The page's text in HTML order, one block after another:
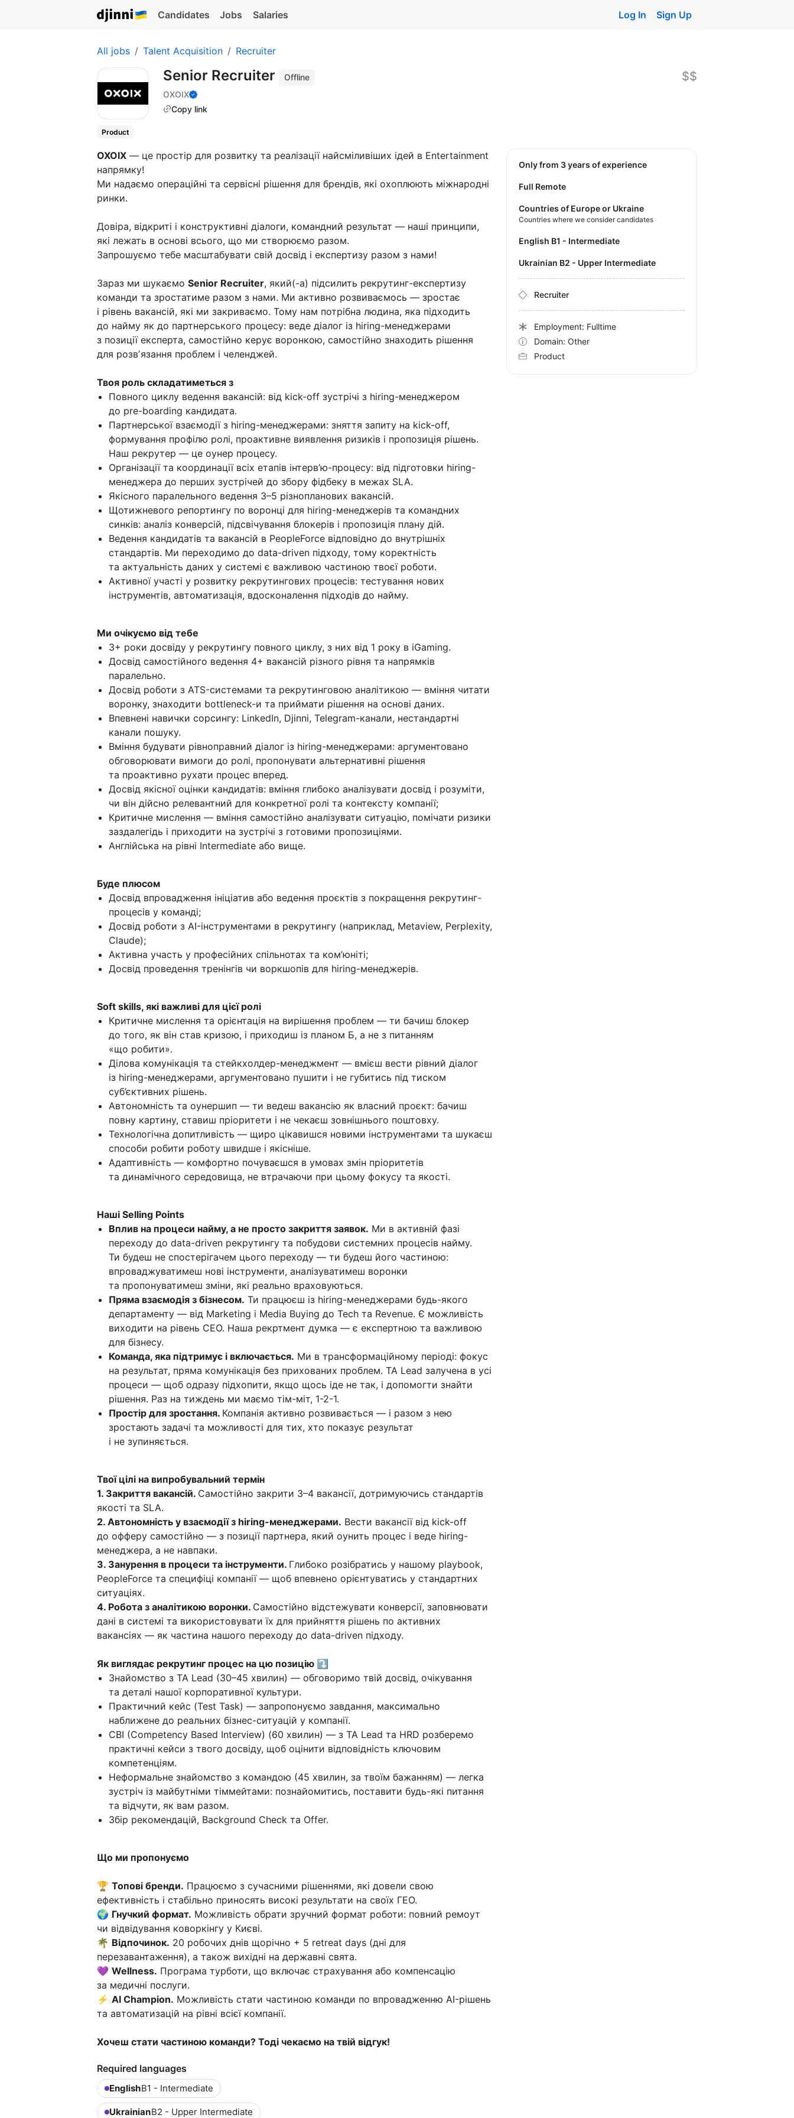
Candidates Jobs Salaries Log In Sign Up
All jobs Talent Acquisition Recruiter
Senior Recruiter
Offline
OXOIX
Copy link
$$
Product
OXOIX — це простір для розвитку та реалізації найсміливіших ідей в Entertainment
напрямку!
Ми надаємо операційні та сервісні рішення для брендів, які охоплюють міжнародні
ринки.
Довіра, відкриті і конструктивні діалоги, командний результат — наші принципи,
які лежать в основі всього, що ми створюємо разом.
Запрошуємо тебе масштабувати свій досвід і експертизу разом з нами!
Зараз ми шукаємо Senior Recruiter, який(-а) підсилить рекрутинг-експертизу
команди та зростатиме разом з нами. Ми активно розвиваємось — зростає
і рівень вакансій, які ми закриваємо. Тому нам потрібна людина, яка підходить
до найму як до партнерського процесу: веде діалог із hiring-менеджерами
з позиції експерта, самостійно керує воронкою, самостійно знаходить рішення
для розвʼязання проблем і челенджей.
Твоя роль складатиметься з
Повного циклу ведення вакансій: від kick-off зустрічі з hiring-менеджером
до pre-boarding кандидата.
Партнерської взаємодії з hiring-менеджерами: зняття запиту на kick-off,
формування профілю ролі, проактивне виявлення ризиків і пропозиція рішень.
Наш рекрутер — це оунер процесу.
Організації та координації всіх етапів інтерв’ю-процесу: від підготовки hiring-
менеджера до перших зустрічей до збору фідбеку в межах SLA.
Якісного паралельного ведення 3–5 різнопланових вакансій.
Щотижневого репортингу по воронці для hiring-менеджерів та командних
синків: аналіз конверсій, підсвічування блокерів і пропозиція плану дій.
Ведення кандидатів та вакансій в PeopleForce відповідно до внутрішніх
стандартів. Ми переходимо до data-driven підходу, тому коректність
та актуальність даних у системі є важливою частиною твоєї роботи.
Активної участі у розвитку рекрутингових процесів: тестування нових
інструментів, автоматизація, вдосконалення підходів до найму.
Ми очікуємо від тебе
3+ роки досвіду у рекрутингу повного циклу, з них від 1 року в iGaming.
Досвід самостійного ведення 4+ вакансій різного рівня та напрямків
паралельно.
Досвід роботи з ATS-системами та рекрутинговою аналітикою — вміння читати
воронку, знаходити bottleneck-и та приймати рішення на основі даних.
Впевнені навички сорсингу: LinkedIn, Djinni, Telegram-канали, нестандартні
канали пошуку.
Вміння будувати рівноправний діалог із hiring-менеджерами: аргументовано
обговорювати вимоги до ролі, пропонувати альтернативні рішення
та проактивно рухати процес вперед.
Досвід якісної оцінки кандидатів: вміння глибоко аналізувати досвід і розуміти,
чи він дійсно релевантний для конкретної ролі та контексту компанії;
Критичне мислення — вміння самостійно аналізувати ситуацію, помічати ризики
заздалегідь і приходити на зустрічі з готовими пропозиціями.
Англійська на рівні Intermediate або вище.
Буде плюсом
Досвід впровадження ініціатив або ведення проєктів з покращення рекрутинг-
процесів у команді;
Досвід роботи з AI-інструментами в рекрутингу (наприклад, Metaview, Perplexity,
Claude);
Активна участь у професійних спільнотах та ком’юніті;
Досвід проведення тренінгів чи воркшопів для hiring-менеджерів.
Soft skills, які важливі для цієї ролі
Критичне мислення та орієнтація на вирішення проблем — ти бачиш блокер
до того, як він став кризою, і приходиш із планом Б, а не з питанням
«що робити».
Ділова комунікація та стейкхолдер-менеджмент — вмієш вести рівний діалог
із hiring-менеджерами, аргументовано пушити і не губитись під тиском
суб’єктивних рішень.
Автономність та оунершип — ти ведеш вакансію як власний проєкт: бачиш
повну картину, ставиш пріоритети і не чекаєш зовнішнього поштовху.
Технологічна допитливість — щиро цікавишся новими інструментами та шукаєш
способи робити роботу швидше і якісніше.
Адаптивність — комфортно почуваєшся в умовах змін пріоритетів
та динамічного середовища, не втрачаючи при цьому фокусу та якості.
Наші Selling Points
Вплив на процеси найму, а не просто закриття заявок. Ми в активній фазі
переходу до data-driven рекрутингу та побудови системних процесів найму.
Ти будеш не спостерігачем цього переходу — ти будеш його частиною:
впроваджуватимеш нові інструменти, аналізуватимеш воронки
та пропонуватимеш зміни, які реально враховуються.
Пряма взаємодія з бізнесом. Ти працюєш із hiring-менеджерами будь-якого
департаменту — від Marketing і Media Buying до Tech та Revenue. Є можливість
виходити на рівень CEO. Наша рекртмент думка — є експертною та важливою
для бізнесу.
Команда, яка підтримує і включається. Ми в трансформаційному періоді: фокус
на результат, пряма комунікація без прихованих проблем. TA Lead залучена в усі
процеси — щоб одразу підхопити, якщо щось іде не так, і допомогти знайти
рішення. Раз на тиждень ми маємо тім-міт, 1-2-1.
Простір для зростання. Компанія активно розвивається — і разом з нею
зростають задачі та можливості для тих, хто показує результат
і не зупиняється.
Твої цілі на випробувальний термін
1. Закриття вакансій. Самостійно закрити 3–4 вакансії, дотримуючись стандартів
якості та SLA.
2. Автономність у взаємодії з hiring-менеджерами. Вести вакансії від kick-off
до офферу самостійно — з позиції партнера, який оунить процес і веде hiring-
менеджера, а не навпаки.
3. Занурення в процеси та інструменти. Глибоко розібратись у нашому playbook,
PeopleForce та специфіці компанії — щоб впевнено орієнтуватись у стандартних
ситуаціях.
4. Робота з аналітикою воронки. Самостійно відстежувати конверсії, заповнювати
дані в системі та використовувати їх для прийняття рішень по активних
вакансіях — як частина нашого переходу до data-driven підходу.
Як виглядає рекрутинг процес на цю позицію ⤵️
Знайомство з TA Lead (30–45 хвилин) — обговоримо твій досвід, очікування
та деталі нашої корпоративної культури.
Практичний кейс (Test Task) — запропонуємо завдання, максимально
наближене до реальних бізнес-ситуацій у компанії.
CBI (Competency Based Interview) (60 хвилин) — з ТА Lead та HRD розберемо
практичні кейси з твого досвіду, щоб оцінити відповідність ключовим
компетенціям.
Неформальне знайомство з командою (45 хвилин, за твоїм бажанням) — легка
зустріч із майбутніми тіммейтами: познайомитись, поставити будь-які питання
та відчути, як вам разом.
Збір рекомендацій, Background Check та Offer.
Що ми пропонуємо
🏆 Топові бренди. Працюємо з сучасними рішеннями, які довели свою
ефективність і стабільно приносять високі результати на своїх ГЕО.
🌍 Гнучкий формат. Можливість обрати зручний формат роботи: повний ремоут
чи відвідування коворкінгу у Києві.
🌴 Відпочинок. 20 робочих днів щорічно + 5 retreat days (дні для
перезавантаження), а також вихідні на державні свята.
💜 Wellness. Програма турботи, що включає страхування або компенсацію
за медичні послуги.
⚡ AI Champion. Можливість стати частиною команди по впровадженню AI-рішень
та автоматизацій на рівні всієї компанії.
Хочеш стати частиною команди? Тоді чекаємо на твій відгук!
Required languages
EnglishB1 - Intermediate
UkrainianB2 - Upper Intermediate
Only from 3 years of experience
Full Remote
Countries of Europe or Ukraine
Countries where we consider candidates
English B1 - Intermediate
Ukrainian B2 - Upper Intermediate
Recruiter
Employment: Fulltime
Domain: Other
Product